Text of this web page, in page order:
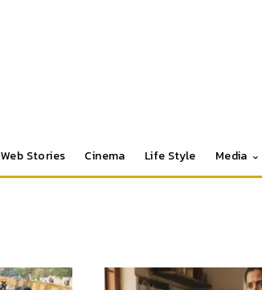
Web Stories Cinema Life Style Media